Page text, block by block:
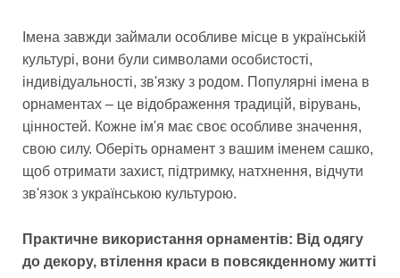
Імена завжди займали особливе місце в українській
культурі, вони були символами особистості,
індивідуальності, зв'язку з родом. Популярні імена в
орнаментах – це відображення традицій, вірувань,
цінностей. Кожне ім'я має своє особливе значення,
свою силу. Оберіть орнамент з вашим іменем сашко,
щоб отримати захист, підтримку, натхнення, відчути
зв'язок з українською культурою.
Практичне використання орнаментів: Від одягу
до декору, втілення краси в повсякденному житті